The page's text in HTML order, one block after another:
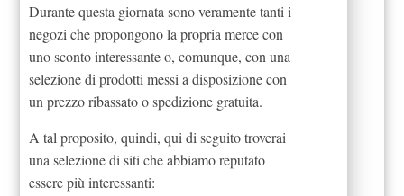
Durante questa giornata sono veramente tanti i
negozi che propongono la propria merce con
uno sconto interessante o, comunque, con una
selezione di prodotti messi a disposizione con
un prezzo ribassato o spedizione gratuita.
A tal proposito, quindi, qui di seguito troverai
una selezione di siti che abbiamo reputato
essere più interessanti: